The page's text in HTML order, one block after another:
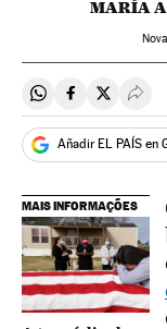
MARÍA
Compartir en
Compartir en
Añadir EL PAÍS en
MAIS INFORMAÇÕES